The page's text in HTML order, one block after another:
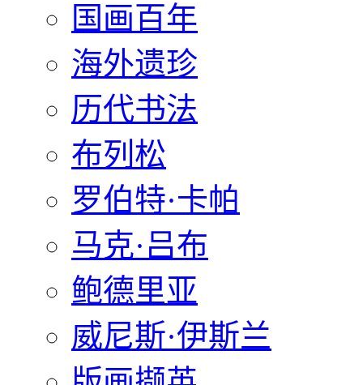
国画百年
海外遗珍
历代书法
布列松
罗伯特·卡帕
马克·吕布
鲍德里亚
威尼斯·伊斯兰